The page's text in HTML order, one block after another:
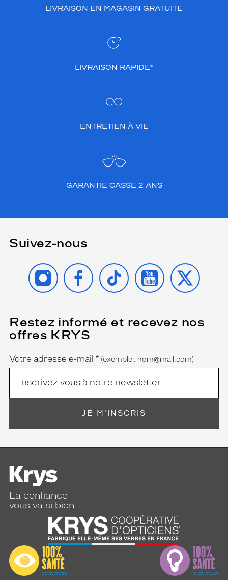
LIVRAISON EN MAGASIN GRATUITE
LIVRAISON RAPIDE*
ENTRETIEN À VIE
GARANTIE CASSE 2 ANS
Suivez-nous
INSTAGRAMFACEBOOK
TIKTOK YOUTUBE
X
Restez informé et recevez nos
offres KRYS
Name
Votre adresse e-mail *
(Ce
champ
est
obligatoire)
(exemple : nom@mail.com)
JE M'INSCRIS
La confiance
vous va si bien